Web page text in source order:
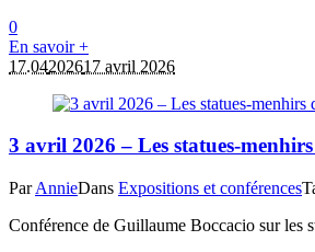
0
En savoir +
17.04202617 avril 2026
3 avril 2026 – Les statues-
ParAnnieDans Expositions et conférences
Conférence de Guillaume Boccacio sur les